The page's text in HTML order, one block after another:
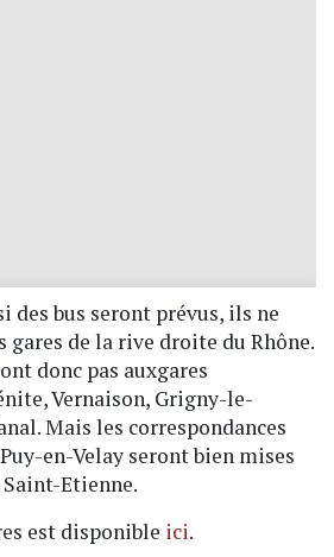
des bus seront prévus, ils ne
gares de la rive droite du Rhône.
donc pas auxgares
Vernaison, Grigny-le-
Mais les correspondances
en-Velay seront bien mises
Etienne.
est disponible ici.